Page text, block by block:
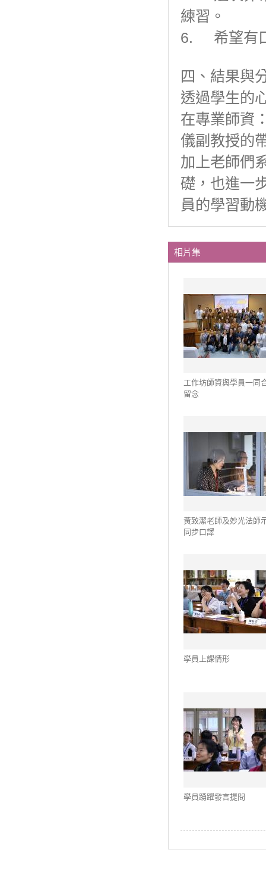
練習。
6. 希望有口
四、結果與
透過學生的
在專業師資
儀副教授的
加上老師們
礎，也進一
員的學習動
相片集
工作坊師資與學員一同
留念
黃致潔老師及妙光法師
同步口譯
學員上課情形
學員踴躍發言提問